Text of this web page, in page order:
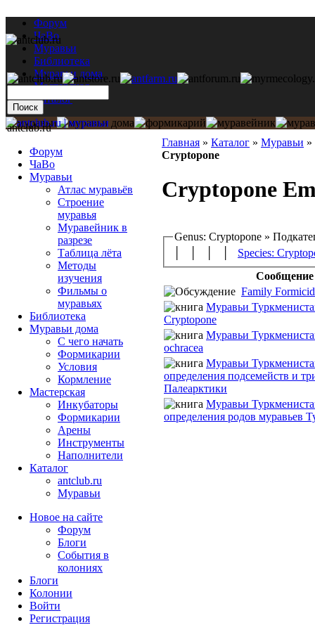
Форум
ЧаВо
Муравьи
Библиотека
Муравьи дома
Мастерская
Каталог
Главная » Каталог » Муравьи »
Cryptopone
Cryptopone
Genus: Cryptopone »
Species:
Сообщение
Family
Муравьи
Cryptopone
Муравьи
ochracea
Муравьи
определения подсемейств и
Палеарктики
Муравьи
определения родов муравьев
antclub.ru
Форум
ЧаВо
Муравьи
Атлас муравьёв
Строение
муравья
Муравейник в
разрезе
Таблица лёта
Методы
изучения
Фильмы о
муравьях
Библиотека
Муравьи дома
С чего начать
Формикарии
Условия
Кормление
Мастерская
Инкубаторы
Формикарии
Арены
Инструменты
Наполнители
Каталог
antclub.ru
Муравьи
Новое на сайте
Форум
Блоги
События в
колониях
Блоги
Колонии
Войти
Peгиcтpaция